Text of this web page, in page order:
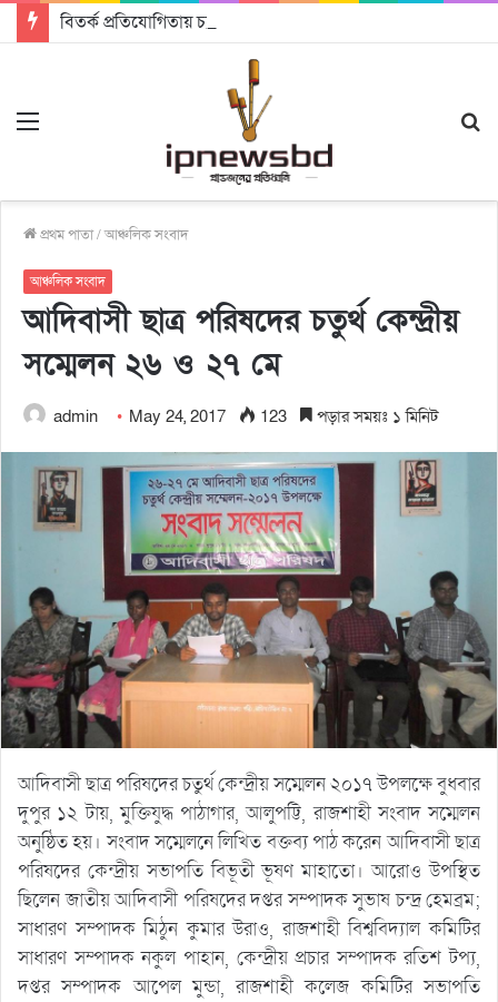
প্রথম পাতা/আঞ্চলিক সংবাদ
আঞ্চলিক সংবাদ
আদিবাসী ছাত্র পরিষদের চতুর্থ কেন্দ্রীয়
সম্মেলন ২৬ ও ২৭ মে
admin May 24, 2017 123 পড়ার সময়ঃ ১ মিনিট
আদিবাসী ছাত্র পরিষদের চতুর্থ কেন্দ্রীয় সম্মেলন ২০১৭ উপলক্ষে বুধবার
দুপুর ১২ টায়, মুক্তিযুদ্ধ পাঠাগার, আলুপট্টি, রাজশাহী সংবাদ সম্মেলন
অনুষ্ঠিত হয়। সংবাদ সম্মেলনে লিখিত বক্তব্য পাঠ করেন আদিবাসী ছাত্র
পরিষদের কেন্দ্রীয় সভাপতি বিভূতী ভূষণ মাহাতো। আরোও উপস্থিত
ছিলেন জাতীয় আদিবাসী পরিষদের দপ্তর সম্পাদক সুভাষ চন্দ্র হেমব্রম;
সাধারণ সম্পাদক মিঠুন কুমার উরাও, রাজশাহী বিশ্ববিদ্যাল কমিটির
সাধারণ সম্পাদক নকুল পাহান, কেন্দ্রীয় প্রচার সম্পাদক রতিশ টপ্য,
দপ্তর সম্পাদক আপেল মুন্ডা, রাজশাহী কলেজ কমিটির সভাপতি